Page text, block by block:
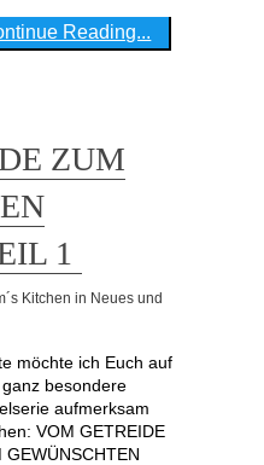
Reading...
ZUM
1
Kitchen in Neues und
besondere
aufmerksam
VOM GETREIDE
GEWÜNSCHTEN